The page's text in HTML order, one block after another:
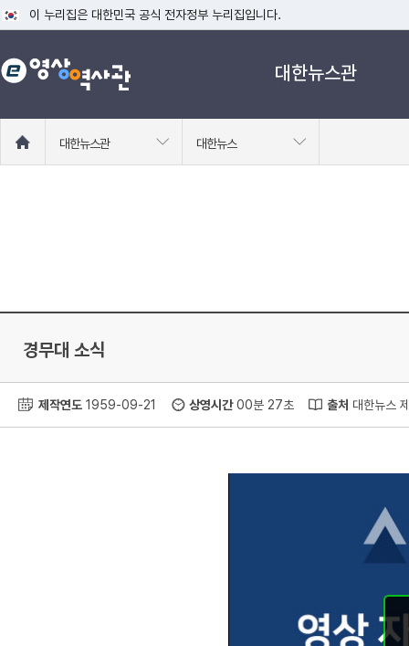
이 누리집은 대한민국 공식 전자정부 누리집입니다.
공식 누리집 주소 확인하기
go.kr 주소를 사용하는 누리집은 대한민국 정부기관이 관리하는 누리집입니
대한뉴스관
로
대한뉴스관 대한뉴스
경무대 소식
제작연도 1959-09-21 상영시간00분 27초 출처 대한뉴스